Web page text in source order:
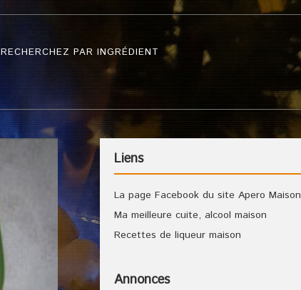
RECHERCHEZ PAR INGRÉDIENT
Liens
La page Facebook du site Apero Maison
Ma meilleure cuite, alcool maison
Recettes de liqueur maison
Annonces